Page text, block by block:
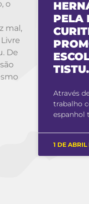
o
mal,
De
PELA
TISTU.
Através
trabalho
espanhol
1 DE ABRIL